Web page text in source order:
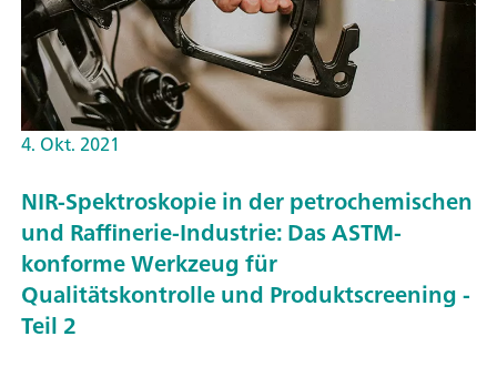
4. Okt. 2021
NIR-Spektroskopie in der petrochemischen
und Raffinerie-Industrie: Das ASTM-
konforme Werkzeug für
Qualitätskontrolle und Produktscreening -
Teil 2